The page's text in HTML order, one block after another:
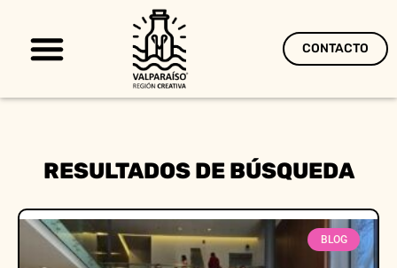
CONTACTO
RESULTADOS DE BÚSQUEDA
BLOG